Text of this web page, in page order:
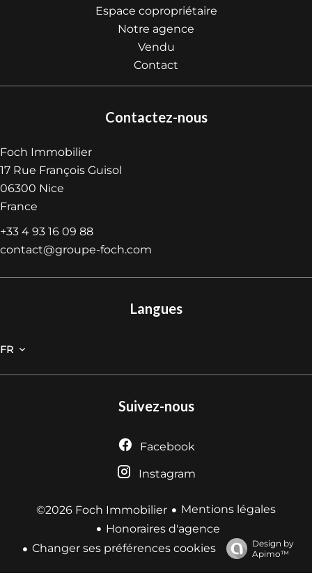
Espace copropriétaire
Notre agence
Vendu
Contact
Contactez-nous
Foch Immobilier
17 Rue François Guisol
06300 Nice
France
+33 4 93 16 09 88
contact@groupe-foch.com
Langues
FR
Suivez-nous
Facebook
Instagram
©2026 Foch Immobilier
Mentions légales
Honoraires d'agence
Changer ses préférences cookies
Design by
Apimo™